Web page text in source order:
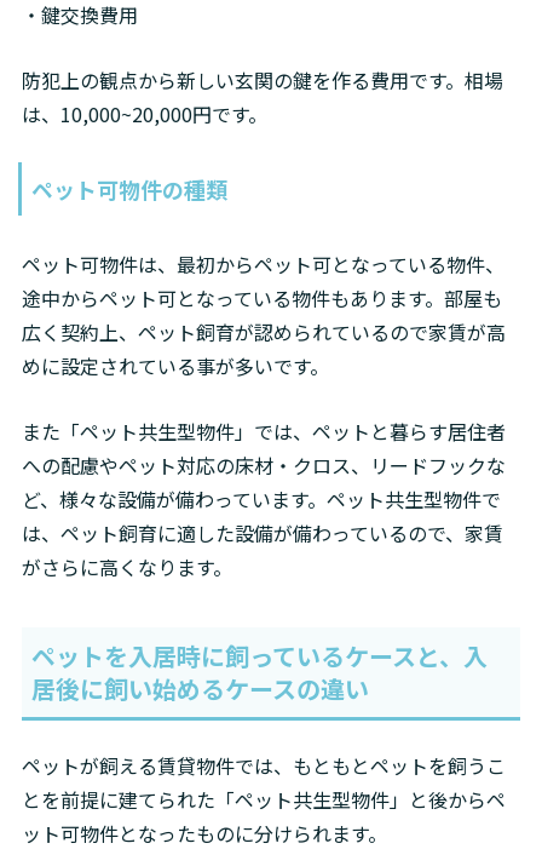
・鍵交換費用
防犯上の観点から新しい玄関の鍵を作る費用です。相場
は、10,000~20,000円です。
ペット可物件の種類
ペット可物件は、最初からペット可となっている物件、
途中からペット可となっている物件もあります。部屋も
広く契約上、ペット飼育が認められているので家賃が高
めに設定されている事が多いです。
また「ペット共生型物件」では、ペットと暮らす居住者
への配慮やペット対応の床材・クロス、リードフックな
ど、様々な設備が備わっています。ペット共生型物件で
は、ペット飼育に適した設備が備わっているので、家賃
がさらに高くなります。
ペットを入居時に飼っているケースと、入
居後に飼い始めるケースの違い
ペットが飼える賃貸物件では、もともとペットを飼うこ
とを前提に建てられた「ペット共生型物件」と後からペ
ット可物件となったものに分けられます。